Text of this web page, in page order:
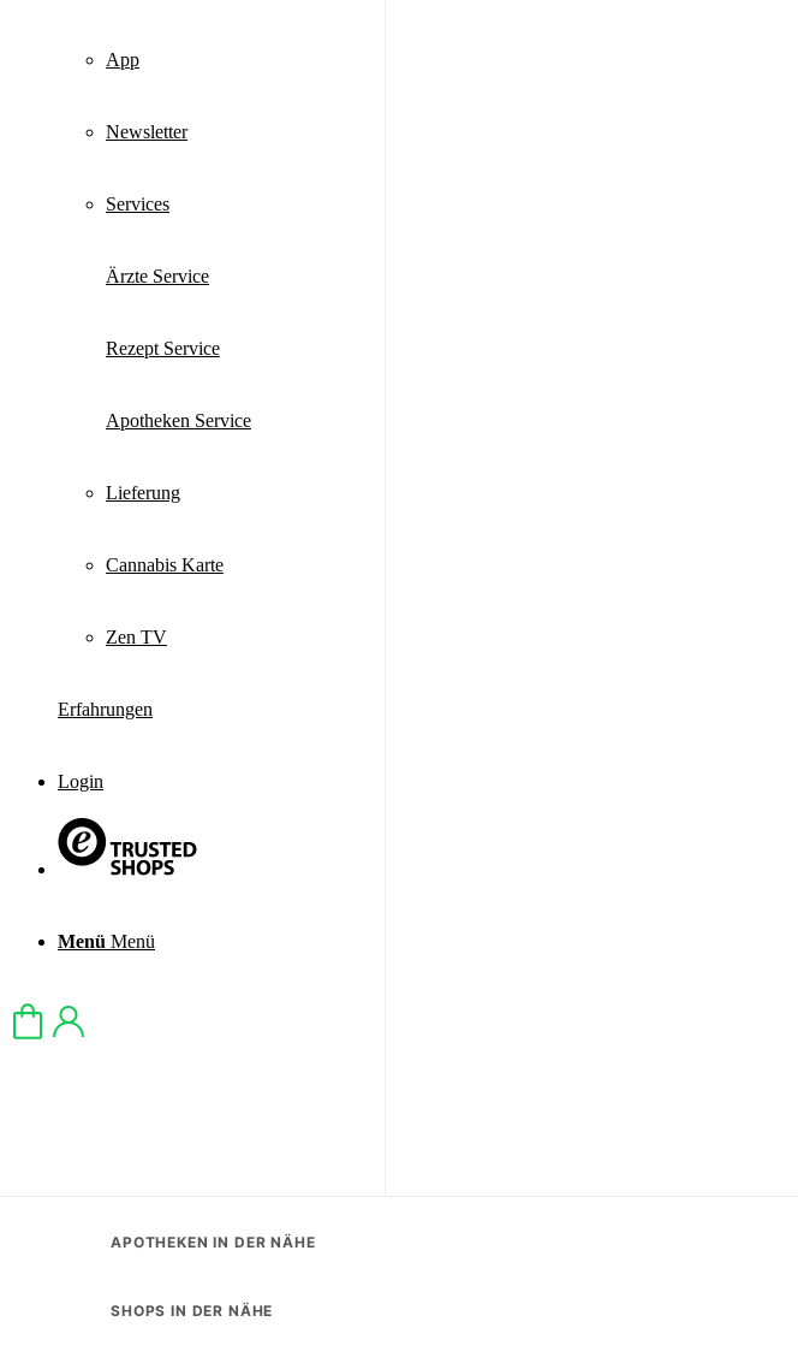
App
Newsletter
Services
Ärzte Service
Rezept Service
Apotheken Service
Lieferung
Cannabis Karte
Zen TV
Erfahrungen
Login
Menü Menü
APOTHEKEN IN DER NÄHE
SHOPS IN DER NÄHE